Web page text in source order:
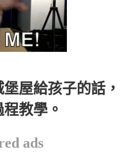
屋給孩子的話，
教學。
ads